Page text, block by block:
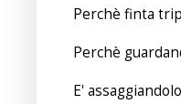
Perchè finta
Perchè
E'